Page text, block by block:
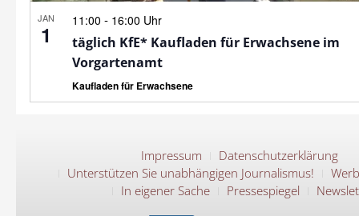
JAN
1
11:00 - 16:00 Uhr
täglich KfE* Kaufladen für Erwachsene im
Vorgartenamt
Kaufladen für Erwachsene
Impressum
Datenschutzerklärung
Unterstützen Sie unabhängigen Journalismus!
In eigener Sache
Pressespiegel